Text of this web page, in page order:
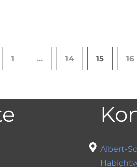
1 … 14 15 16
Albert-